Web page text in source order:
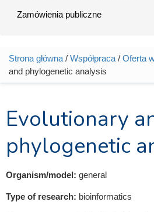
Zamówienia publiczne
Jesteś tutaj
Strona główna / Współpraca / Oferta
and phylogenetic analysis
Evolutionary
phylogenetic
Organism/model: general
Type of research: bioinformatics